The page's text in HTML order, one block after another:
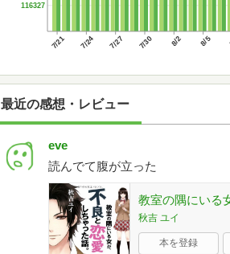
7/21 7/24 7/27 7/30 8/2 8/5
116327
最近の感想・レビュー
eve
読んでて腹が立った
教室の隅にいる
秋吉 ユイ
本を登録